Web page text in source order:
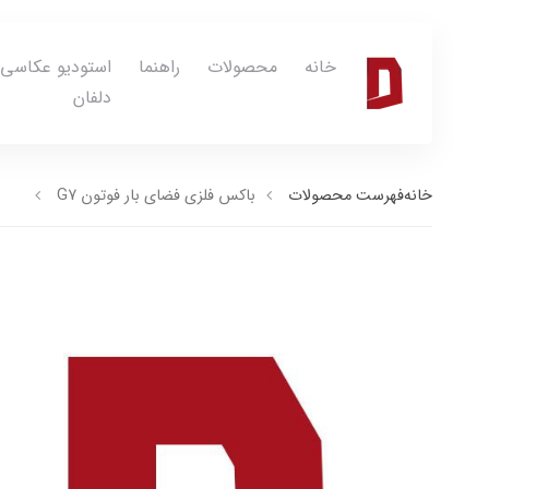
خانه محصولات راهنما
استودیو عکاسی
دلفان
خانهفهرست محصولات باکس فلزی فضای بار فوتون G7